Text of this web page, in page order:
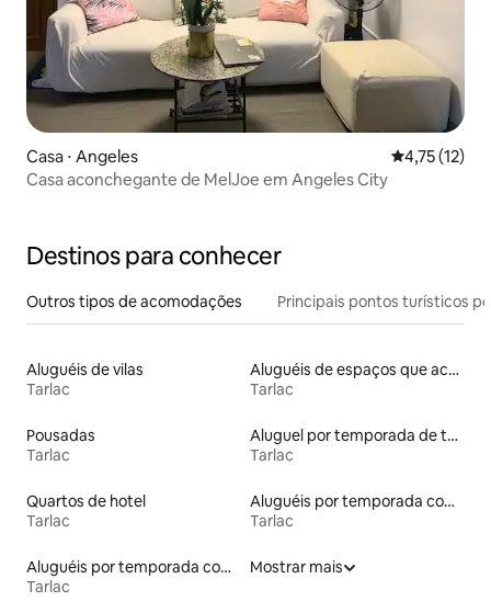
Casa ⋅ Angeles 4,75 de uma
4,75 (12)
Casa aconchegante de MelJoe em Angeles City
Destinos para conhecer
Outros tipos de acomodações Principais pontos turísticos
Aluguéis de vilas
Tarlac
Aluguéis de espaços que aceitam animais de estimação
Tarlac
Pousadas
Tarlac
Aluguel por temporada de townhouses
Tarlac
Quartos de hotel
Tarlac
Aluguéis por temporada com banheira de hidromassagem
Tarlac
Aluguéis por temporada com acesso ao lago
Tarlac
Mostrar mais